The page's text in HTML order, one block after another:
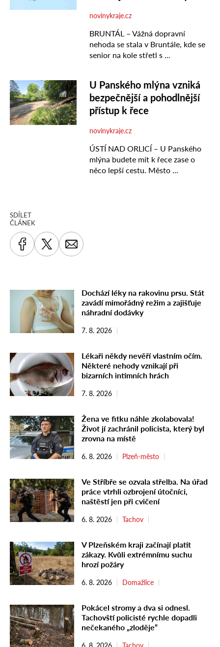
SDÍLET
ČLÁNEK
Dochází léky na rakovinu prsu. Stát
zavádí mimořádný režim a zajišťuje
náhradní dodávky
7. 8. 2026
Lékaři někdy nevěří vlastním očím.
Některé nehody vznikají při
bizarních intimních hrách
7. 8. 2026
Žena ve fitku náhle zkolabovala!
Život jí zachránil policista, který byl
zrovna na místě
6. 8. 2026 Plzeň-město
Ve Stříbře se ozvala střelba. Na úřad
práce vtrhli ozbrojení útočníci,
naštěstí jen při cvičení
6. 8. 2026 Tachov
V Plzeňském kraji začínají platit
zákazy. Kvůli extrémnímu suchu
hrozí požáry
6. 8. 2026 Domažlice
Pokácel stromy a dva si odnesl.
Tachovští policisté rychle dopadli
nečekaného „zloděje“